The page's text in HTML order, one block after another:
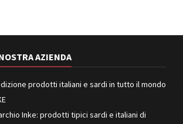
AZIENDA
prodotti italiani e sardi in tutto il mondo
Inke: prodotti tipici sardi e italiani di